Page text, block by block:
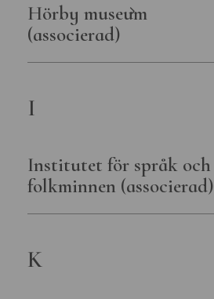
Hörby museum
(associerad)
I
Institutet för språk och
folkminnen (associerad)
K